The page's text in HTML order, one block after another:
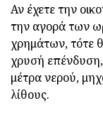
Αν έχετε την
την αγορά των
χρημάτων, τότε
χρυσή επένδυση,
μέτρα νερού,
λίθους.